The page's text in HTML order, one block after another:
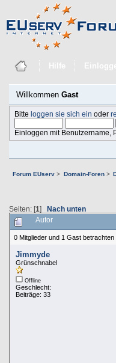
Hilfe
Willkommen Gast
Bitteloggen sie sich ein oder
Einloggen mit Benutzername,
Forum EUserv > Domain-Foren>
Seiten: [1] Nach unten
Autor
0 Mitglieder und 1 Gast betrachten
Jimmyde
Grünschnabel
Offline
Geschlecht:
Beiträge: 33